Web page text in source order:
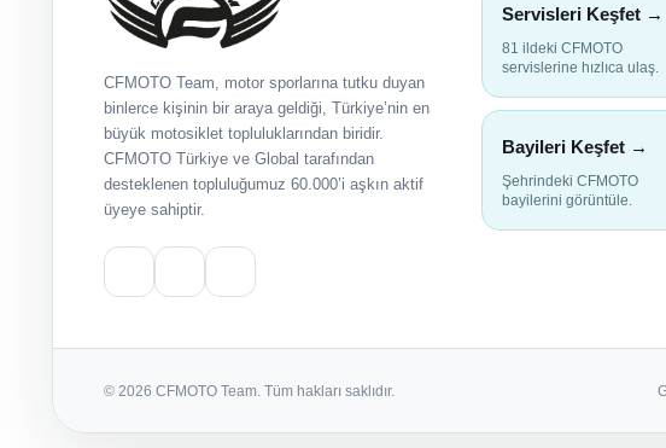
CFMOTO Team, motor sporlarına tutku duyan
binlerce kişinin bir araya geldiği, Türkiye’nin en
büyük motosiklet topluluklarından biridir.
CFMOTO Türkiye ve Global tarafından
desteklenen topluluğumuz 60.000’i aşkın aktif
üyeye sahiptir.
Servisleri Keşfet →
81 ildeki CFMOTO
servislerine hızlıca ulaş.
Bayileri Keşfet →
Şehrindeki CFMOTO
bayilerini görüntüle.
© 2026 CFMOTO Team. Tüm hakları saklıdır.